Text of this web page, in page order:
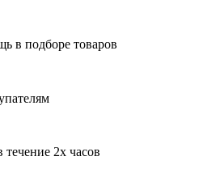
в подборе товаров
течение 2х часов